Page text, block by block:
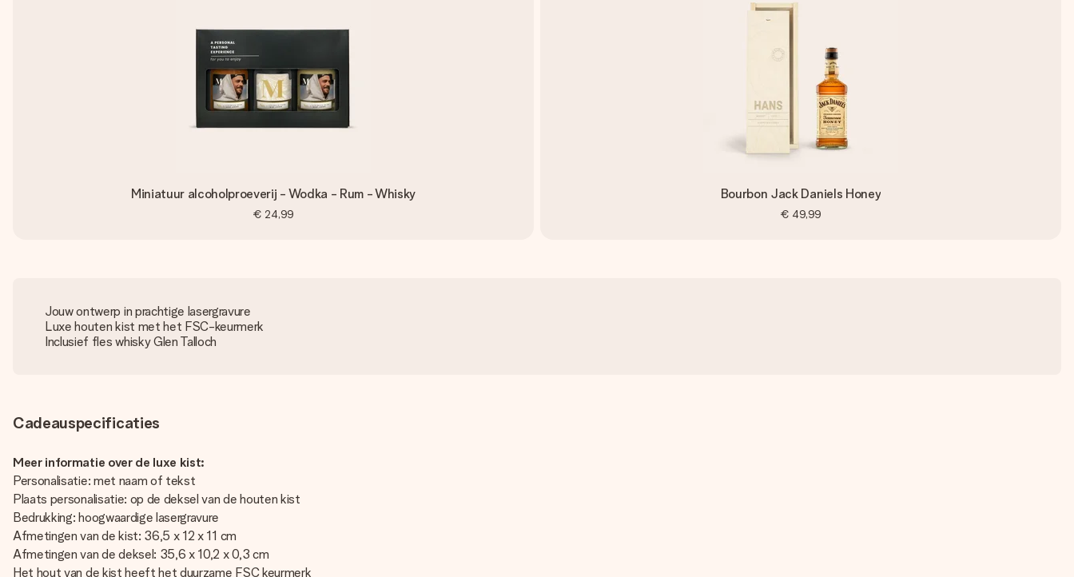
Miniatuur alcoholproeverij - Wodka - Rum - Whisky
€ 24,99
Bourbon Jack Daniels Honey
€ 49,99
Jouw ontwerp in prachtige lasergravure
Luxe houten kist met het FSC-keurmerk
Inclusief fles whisky Glen Talloch
Cadeauspecificaties
Meer informatie over de luxe kist:
Personalisatie: met naam of tekst
Plaats personalisatie: op de deksel van de houten kist
Bedrukking: hoogwaardige lasergravure
Afmetingen van de kist: 36,5 x 12 x 11 cm
Afmetingen van de deksel: 35,6 x 10,2 x 0,3 cm
Het hout van de kist heeft het duurzame FSC keurmerk